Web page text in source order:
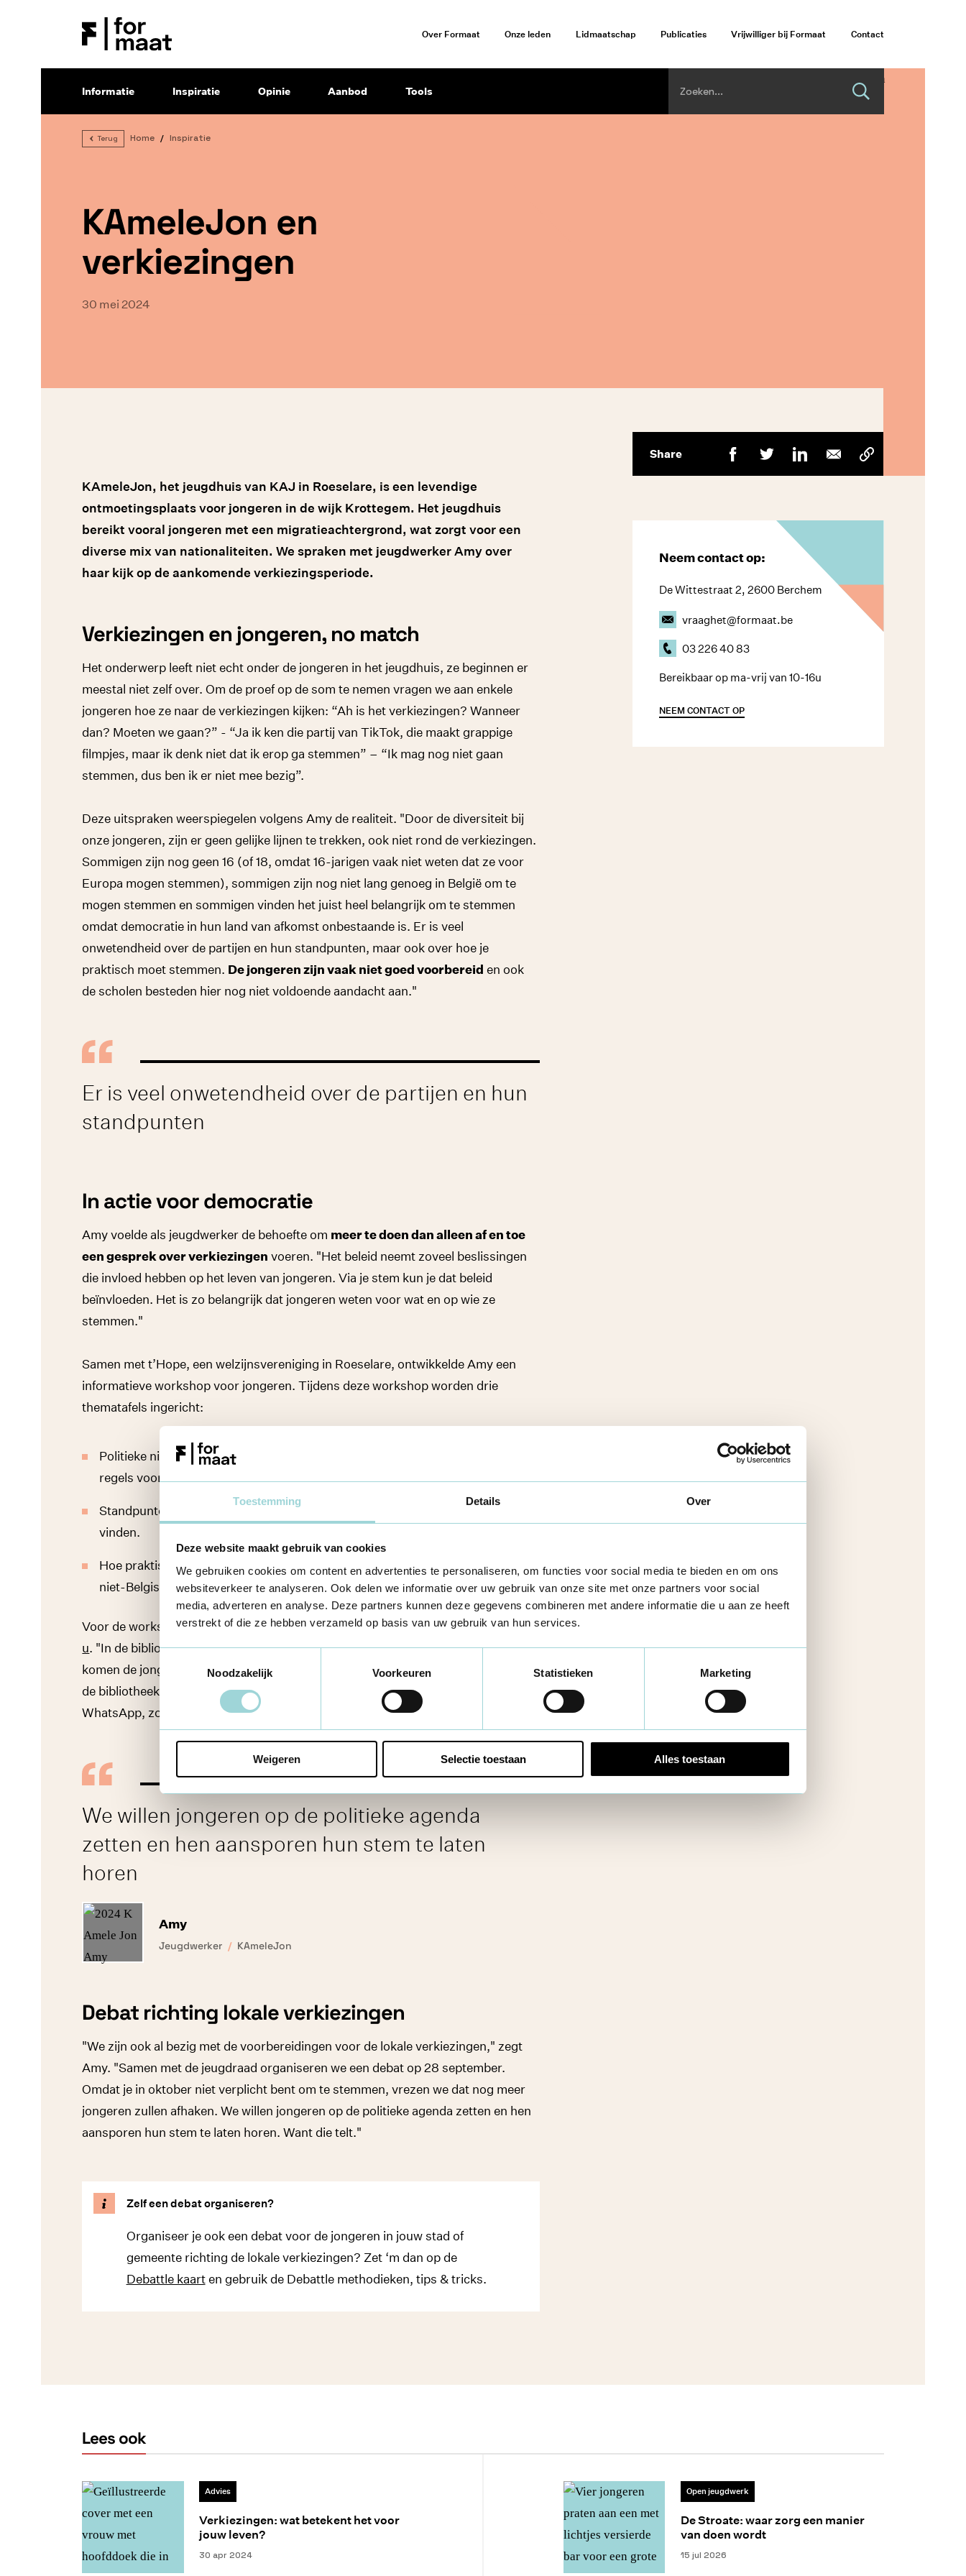
Toestemming Details Over
Deze website maakt gebruik van cookies
We gebruiken cookies om content en advertenties te personaliseren, om functies voor social media te bieden en om ons
websiteverkeer te analyseren. Ook delen we informatie over uw gebruik van onze site met onze partners voor social
media, adverteren en analyse. Deze partners kunnen deze gegevens combineren met andere informatie die u aan ze heeft
verstrekt of die ze hebben verzameld op basis van uw gebruik van hun services.
Toestemmingsselectie
Noodzakelijk
Voorkeuren Statistieken Marketing
Weigeren Selectie toestaan Alles toestaan
Over Formaat Onze leden Lidmaatschap Publicaties Vrijwilliger bij Formaat Contact
Informatie Inspiratie Opinie Aanbod Tools
Terug Home Inspiratie
KAmeleJon en
verkiezingen
30 mei 2024
KAmeleJon, het jeugdhuis van KAJ in Roeselare, is een levendige
ontmoetingsplaats voor jongeren in de wijk Krottegem. Het jeugdhuis
bereikt vooral jongeren met een migratieachtergrond, wat zorgt voor een
diverse mix van nationaliteiten. We spraken met jeugdwerker Amy over
haar kijk op de aankomende verkiezingsperiode.
Verkiezingen en jongeren, no match
Het onderwerp leeft niet echt onder de jongeren in het jeugdhuis, ze beginnen er
meestal niet zelf over. Om de proef op de som te nemen vragen we aan enkele
jongeren hoe ze naar de verkiezingen kijken: “Ah is het verkiezingen? Wanneer
dan? Moeten we gaan?” - “Ja ik ken die partij van TikTok, die maakt grappige
filmpjes, maar ik denk niet dat ik erop ga stemmen” – “Ik mag nog niet gaan
stemmen, dus ben ik er niet mee bezig”.
Deze uitspraken weerspiegelen volgens Amy de realiteit. "Door de diversiteit bij
onze jongeren, zijn er geen gelijke lijnen te trekken, ook niet rond de verkiezingen.
Sommigen zijn nog geen 16 (of 18, omdat 16-jarigen vaak niet weten dat ze voor
Europa mogen stemmen), sommigen zijn nog niet lang genoeg in België om te
mogen stemmen en sommigen vinden het juist heel belangrijk om te stemmen
omdat democratie in hun land van afkomst onbestaande is. Er is veel
onwetendheid over de partijen en hun standpunten, maar ook over hoe je
praktisch moet stemmen. De jongeren zijn vaak niet goed voorbereid en ook
de scholen besteden hier nog niet voldoende aandacht aan."
Er is veel onwetendheid over de partijen en hun
standpunten
In actie voor democratie
Amy voelde als jeugdwerker de behoefte om meer te doen dan alleen af en toe
een gesprek over verkiezingen voeren. "Het beleid neemt zoveel beslissingen
die invloed hebben op het leven van jongeren. Via je stem kun je dat beleid
beïnvloeden. Het is zo belangrijk dat jongeren weten voor wat en op wie ze
stemmen."
Samen met t’Hope, een welzijnsvereniging in Roeselare, ontwikkelde Amy een
informatieve workshop voor jongeren. Tijdens deze workshop worden drie
thematafels ingericht:
Politieke niveaus en hun beslissingsdomeinen (zoals openbaar vervoer,
regels voor elektrische steps, subsidies voor het jeugdhuis).
Standpunten van verschillende partijen over thema’s die jongeren belangrijk
vinden.
Hoe praktisch stemmen (oproepingsbrief, stemcomputer, registratie van
niet-Belgische kiezers voor de komende lokale verkiezingen).
Voor de workshop gebruiken ze methodieken vanIeders stem telt , Ligo enTis aan
u. "In de bibliotheek staat ook een stemcomputer om te oefenen, maar daar
komen de jongeren meestal niet. Ik heb een filmpje gemaakt van mijn bezoek aan
de bibliotheek. We laten dit zien tijdens de workshop en verspreiden het ook via
WhatsApp, zodat ze de video kunnen bekijken voor het stemmen," vertelt Amy.
We willen jongeren op de politieke agenda
zetten en hen aansporen hun stem te laten
horen
Amy
Jeugdwerker KAmeleJon
Debat richting lokale verkiezingen
"We zijn ook al bezig met de voorbereidingen voor de lokale verkiezingen," zegt
Amy. "Samen met de jeugdraad organiseren we een debat op 28 september.
Omdat je in oktober niet verplicht bent om te stemmen, vrezen we dat nog meer
jongeren zullen afhaken. We willen jongeren op de politieke agenda zetten en hen
aansporen hun stem te laten horen. Want die telt."
Zelf een debat organiseren?
Organiseer je ook een debat voor de jongeren in jouw stad of
gemeente richting de lokale verkiezingen? Zet ‘m dan op de
Debattle kaarten gebruik de Debattle methodieken, tips & tricks.
Share
Neem contact op:
De Wittestraat 2, 2600 Berchem
vraaghet@formaat.be
03 226 40 83
Bereikbaar op ma-vrij van 10-16u
NEEM CONTACT OP
Lees ook
Advies
Verkiezingen: wat betekent het voor
jouw leven?
30 apr 2024
Open jeugdwerk
De Stroate: waar zorg een manier
van doen wordt
15 jul 2026